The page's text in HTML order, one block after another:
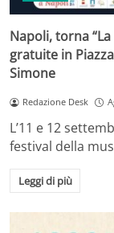
Napoli, torna
gratuite in
Simone
Redazione Desk
L’11 e 12
festival della
Leggi di più